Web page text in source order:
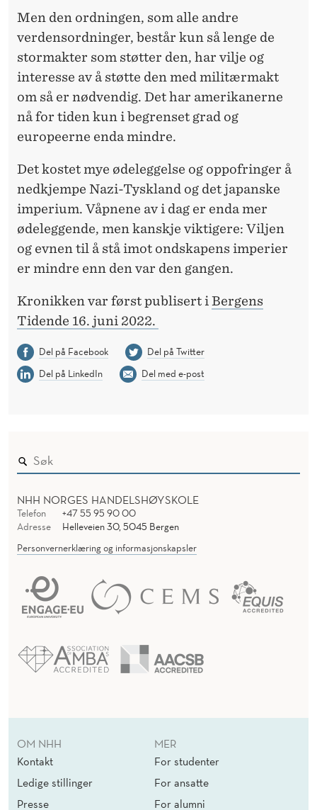
Men den ordningen, som alle andre
verdensordninger, består kun så lenge de
stormakter som støtter den, har vilje og
interesse av å støtte den med militærmakt
om så er nødvendig. Det har amerikanerne
nå for tiden kun i begrenset grad og
europeerne enda mindre.
Det kostet mye ødeleggelse og oppofringer å
nedkjempe Nazi-Tyskland og det japanske
imperium. Våpnene av i dag er enda mer
ødeleggende, men kanskje viktigere: Viljen
og evnen til å stå imot ondskapens imperier
er mindre enn den var den gangen.
Kronikken var først publisert i Bergens
Tidende 16. juni 2022.
Del på Facebook
Del på Twitter
Del på LinkedIn
Del med e-post
NHH NORGES HANDELSHØYSKOLE
Telefon
+47 55 95 90 00
Adresse
Helleveien 30, 5045 Bergen
Personvernerklæring og informasjonskapsler
OM NHH
Kontakt
Ledige stillinger
Presse
MER
For studenter
For ansatte
For alumni